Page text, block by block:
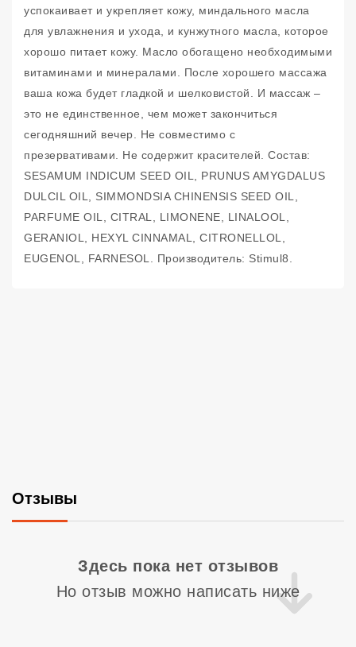
успокаивает и укрепляет кожу, миндального масла
для увлажнения и ухода, и кунжутного масла, которое
хорошо питает кожу. Масло обогащено необходимыми
витаминами и минералами. После хорошего массажа
ваша кожа будет гладкой и шелковистой. И массаж –
это не единственное, чем может закончиться
сегодняшний вечер. Не совместимо с
презервативами. Не содержит красителей. Состав:
SESAMUM INDICUM SEED OIL, PRUNUS AMYGDALUS
DULCIL OIL, SIMMONDSIA CHINENSIS SEED OIL,
PARFUME OIL, CITRAL, LIMONENE, LINALOOL,
GERANIOL, HEXYL CINNAMAL, CITRONELLOL,
EUGENOL, FARNESOL. Производитель: Stimul8.
Отзывы
Здесь пока нет отзывов
Но отзыв можно написать ниже